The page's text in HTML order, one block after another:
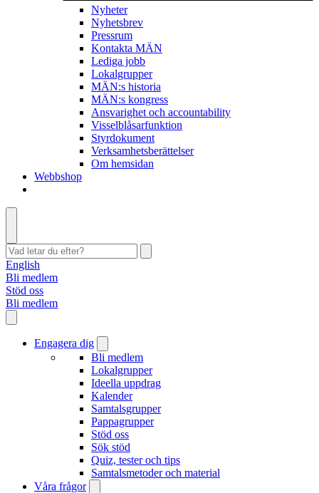
Nyheter
Nyhetsbrev
Pressrum
Kontakta MÄN
Lediga jobb
Lokalgrupper
MÄN:s historia
MÄN:s kongress
Ansvarighet och accountability
Visselblåsarfunktion
Styrdokument
Verksamhetsberättelser
Om hemsidan
Webbshop
English
Bli medlem
Stöd oss
Bli medlem
Engagera dig
Bli medlem
Lokalgrupper
Ideella uppdrag
Kalender
Samtalsgrupper
Pappagrupper
Stöd oss
Sök stöd
Quiz, tester och tips
Samtalsmetoder och material
Våra frågor